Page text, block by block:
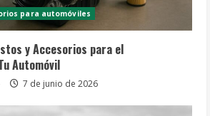
para automóviles
y Accesorios para el
Automóvil
7 de junio de 2026